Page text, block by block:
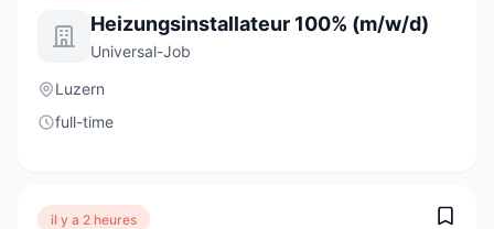
Heizungsinstallateur 100% (m/w/d)
Universal-Job
Luzern
full-time
il y a 2 heures